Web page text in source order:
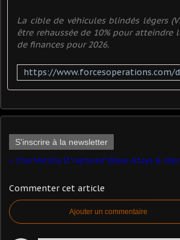
La cible de véhicules blindés légers
être rehaussée de 10% pour
de finances pour 2026.
S'inscrire à la newsletter
Commenter cet article
Ajouter un commentaire